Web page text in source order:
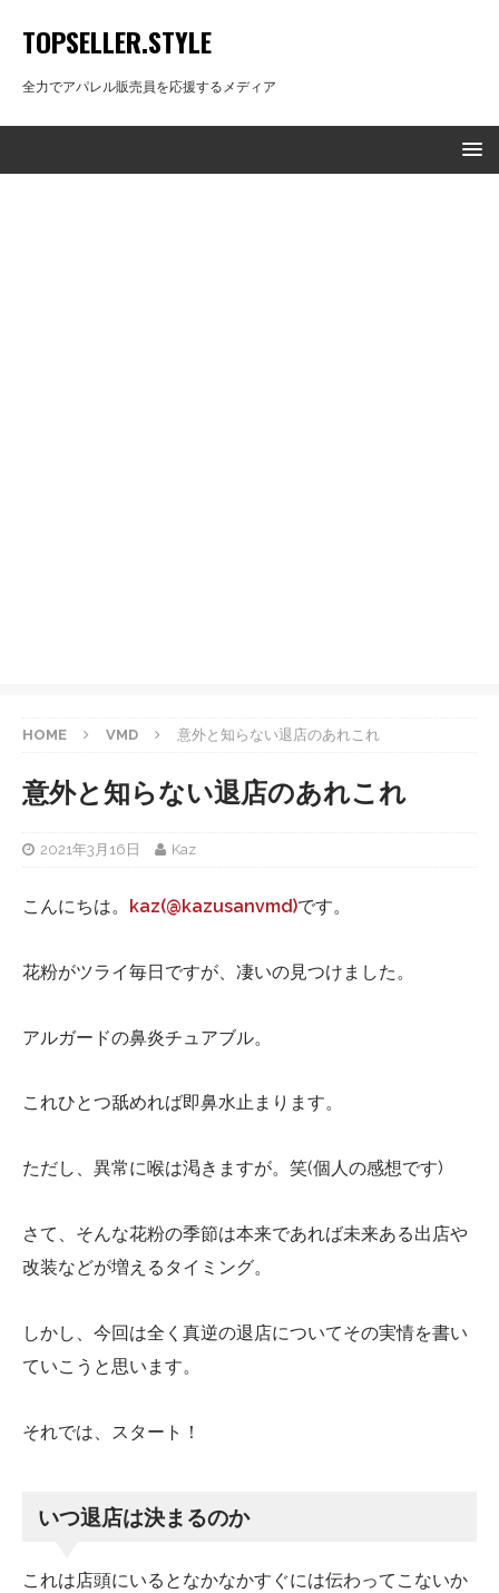
TOPSELLER.STYLE
全力でアパレル販売員を応援するメディア
HOME VMD 意外と知らない退店のあれこれ
意外と知らない退店のあれこれ
2021年3月16日 Kaz
こんにちは。 kaz(@kazusanvmd)です。
花粉がツライ毎日ですが、凄いの見つけました。
アルガードの鼻炎チュアブル。
これひとつ舐めれば即鼻水止まります。
ただし、異常に喉は渇きますが。笑(個人の感想です)
さて、そんな花粉の季節は本来であれば未来ある出店や
改装などが増えるタイミング。
しかし、今回は全く真逆の退店についてその実情を書い
ていこうと思います。
それでは、スタート！
いつ退店は決まるのか
これは店頭にいるとなかなかすぐには伝わってこないか